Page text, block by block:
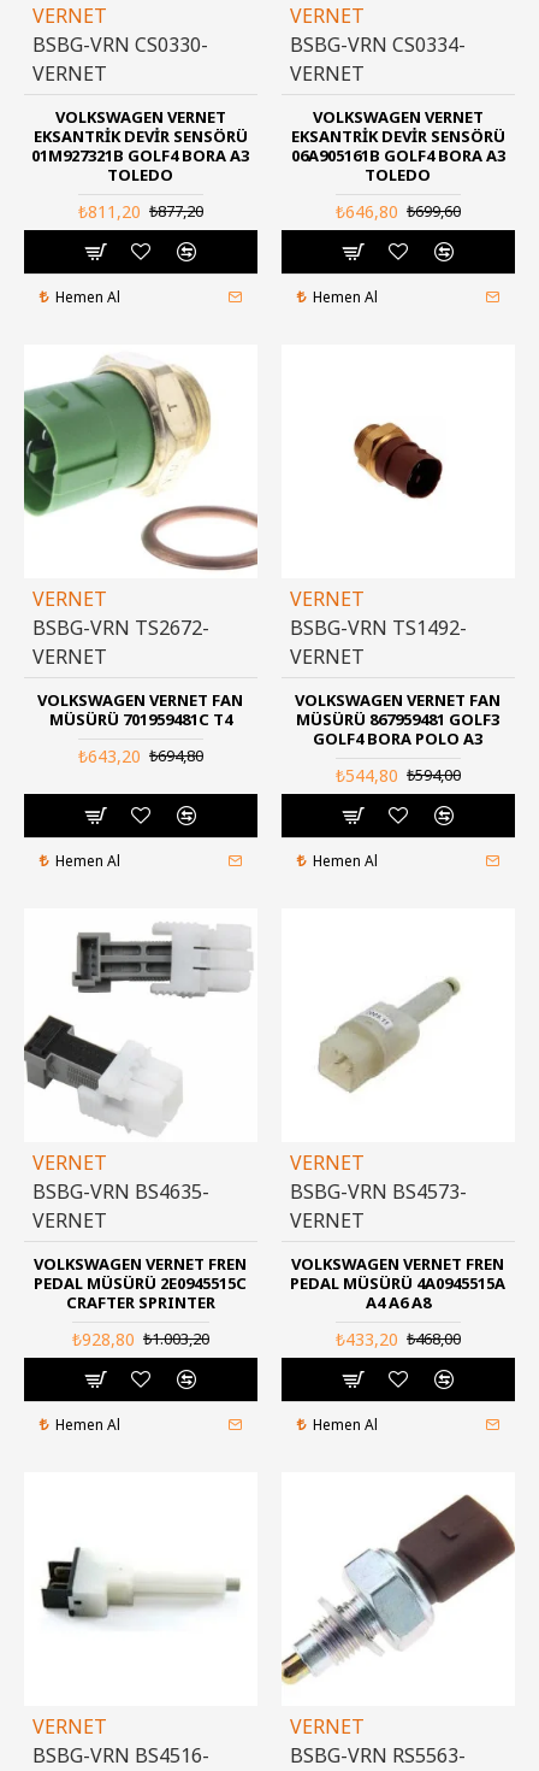
VERNET
BSBG-VRN CS0330-
VERNET
VOLKSWAGEN VERNET
EKSANTRIK DEVIR SENSÖRÜ
01M927321B GOLF4 BORA A3
TOLEDO
₺811,20 ₺877,20
Hemen Al
VERNET
BSBG-VRN CS0334-
VERNET
VOLKSWAGEN VERNET
EKSANTRIK DEVIR SENSÖRÜ
06A905161B GOLF4 BORA A3
TOLEDO
₺646,80 ₺699,60
Hemen Al
VERNET
BSBG-VRN TS2672-
VERNET
VOLKSWAGEN VERNET FAN
MÜSÜRÜ 701959481C T4
₺643,20 ₺694,80
Hemen Al
VERNET
BSBG-VRN TS1492-
VERNET
VOLKSWAGEN VERNET FAN
MÜSÜRÜ 867959481 GOLF3
GOLF4 BORA POLO A3
₺544,80 ₺594,00
Hemen Al
VERNET
BSBG-VRN BS4635-
VERNET
VOLKSWAGEN VERNET FREN
PEDAL MÜSÜRÜ 2E0945515C
CRAFTER SPRINTER
₺928,80 ₺1.003,20
Hemen Al
VERNET
BSBG-VRN BS4573-
VERNET
VOLKSWAGEN VERNET FREN
PEDAL MÜSÜRÜ 4A0945515A
A4 A6 A8
₺433,20 ₺468,00
Hemen Al
VERNET
BSBG-VRN BS4516-
VERNET
BSBG-VRN RS5563-